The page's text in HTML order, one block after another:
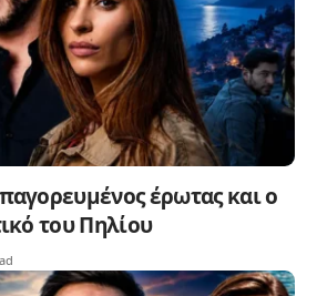
έρωτας και ο
του Πηλίου